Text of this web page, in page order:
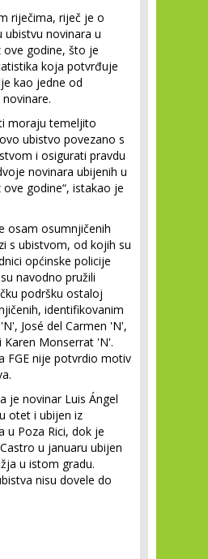
riječima, riječ je o
ubistvu novinara u
ove godine, što je
koja potvrđuje
kao jedne od
moraju temeljito
ubistvo povezano s
i osigurati pravdu
novinara ubijenih u
ove godine“, istakao je
osam osumnjičenih
s ubistvom, od kojih su
općinske policije
navodno pružili
podršku ostaloj
identifikovanim
José del Carmen 'N',
Karen Monserrat 'N'.
FGE nije potvrdio motiv
je novinar Luis Ángel
otet i ubijen iz
u Poza Rici, dok je
u januaru ubijen
u istom gradu.
nisu dovele do